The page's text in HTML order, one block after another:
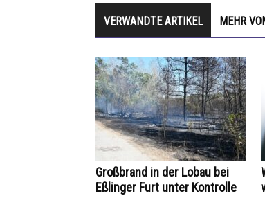
VERWANDTE ARTIKEL MEHR
Großbrand in der Lobau bei
Eßlinger Furt unter Kontrolle